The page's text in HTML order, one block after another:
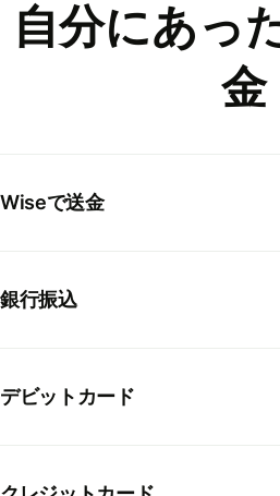
自分にあっ
金
Wiseで送金
銀行振込
デビットカード